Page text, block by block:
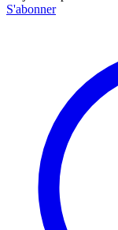
S'abonner